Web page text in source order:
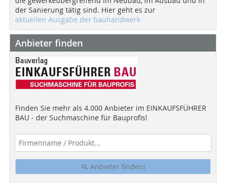
der Sanierung tätig sind. Hier geht es zur
aktuellen Ausgabe der bauhandwerk
Anbieter finden
Finden Sie mehr als 4.000 Anbieter im EINKAUFSFÜHRER
BAU - der Suchmaschine für Bauprofis!
Anbieter finden!